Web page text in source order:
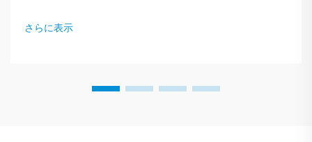
不可欠なものとなっています。ディスプレイ画面の色設定の
調整...
さらに表示